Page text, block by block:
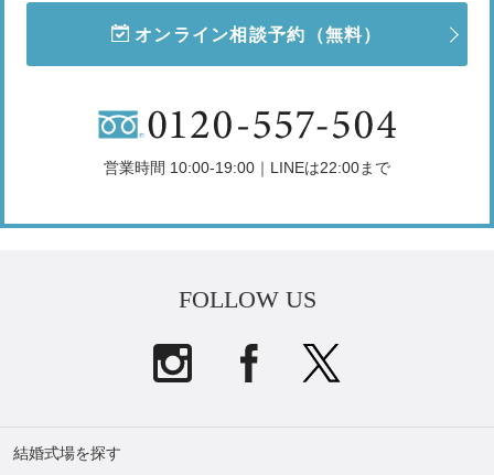
オンライン相談予約 （無料）
営業時間 10:00-19:00｜LINEは22:00まで
FOLLOW US
結婚式場を探す